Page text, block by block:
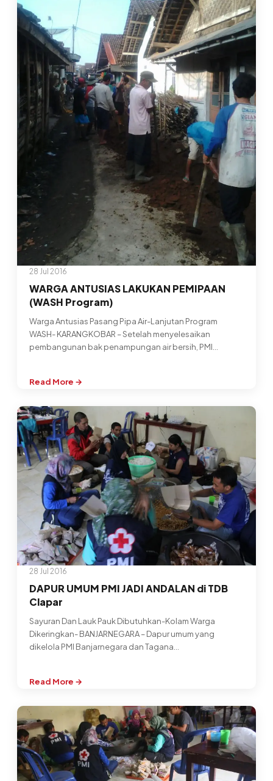
28 Jul 2016
WARGA ANTUSIAS LAKUKAN PEMIPAAN
(WASH Program)
Warga Antusias Pasang Pipa Air-Lanjutan Program
WASH- KARANGKOBAR – Setelah menyelesaikan
pembangunan bak penampungan air bersih, PMI
Read More →
:
ANTUSIAS
LAKUKAN
PEMIPAAN
(WASH
Program)
28 Jul 2016
DAPUR UMUM PMI JADI ANDALAN di TDB
Clapar
Sayuran Dan Lauk Pauk Dibutuhkan-Kolam Warga
Dikeringkan- BANJARNEGARA – Dapur umum yang
dikelola PMI Banjarnegara dan Tagana
Read More →
:
UMUM
PMI
JADI
ANDALAN
di
TDB